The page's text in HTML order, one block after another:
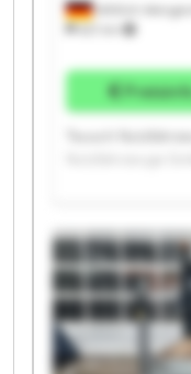
Wittlich-
621 km
Gmbh & Co. Kg
Nutzfahrzeuge
Gmbh & Co. Kg
Teusch
Nutzfahrzeuge
Gmbh & Co. Kg
Teusch
Nutzfahrzeuge